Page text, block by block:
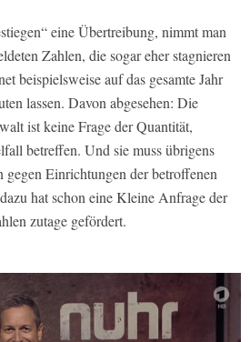
eine Übertreibung, nimmt man
Zahlen, die sogar eher stagnieren
beispielsweise auf das gesamte Jahr
lassen. Davon abgesehen: Die
ist keine Frage der Quantität,
betreffen. Und sie muss übrigens
gegen Einrichtungen der betroffenen
hat schon eine Kleine Anfrage der
zutage gefördert.